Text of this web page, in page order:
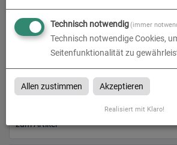
Broschüren Drahtheftung DIN lang
zum Artikel
Technisch notwendig(immer
Technisch notwendige Cookies,
Seitenfunktionalität zu
Allen zustimmen Akzeptieren
Realisiert mit Klaro!